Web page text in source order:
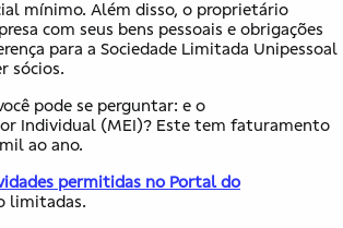
mínimo. Além disso, o proprietário
com seus bens pessoais e obrigações
para a Sociedade Limitada Unipessoal
sócios.
pode se perguntar: e o
Individual (MEI)? Este tem faturamento
ao ano.
permitidas no Portal do
limitadas.